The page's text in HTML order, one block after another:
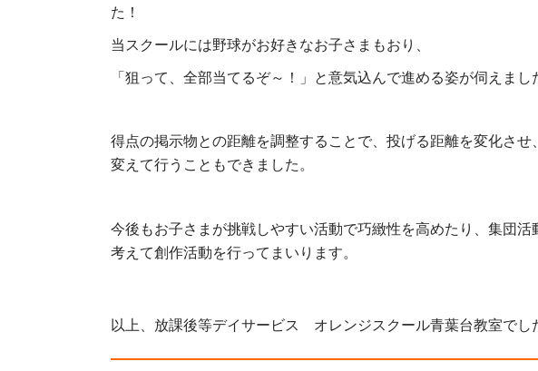
た！
当スクールには野球がお好きなお子さまもおり、
「狙って、全部当てるぞ～！」と意気込んで進める姿が伺えまし
得点の掲示物との距離を調整することで、投げる距離を変化さ
変えて行うこともできました。
今後もお子さまが挑戦しやすい活動で巧緻性を高めたり、集団
考えて創作活動を行ってまいります。
以上、放課後等デイサービス オレンジスクール青葉台教室でし